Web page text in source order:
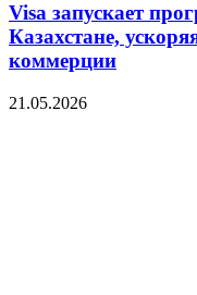
Visa запускает
Казахстане,
коммерции
21.05.2026